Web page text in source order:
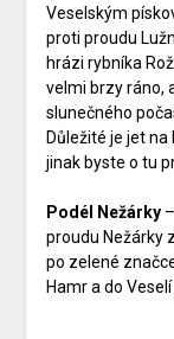
Veselským
proti proudu
hrázi rybníka
velmi brzy ráno,
slunečného
Důležité je jet
jinak byste o tu
Podél Nežárky–
proudu Nežárky
po zelené
Hamr a do